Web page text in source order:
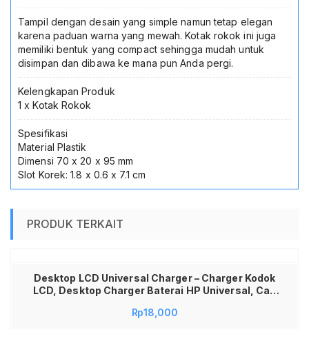
Tampil dengan desain yang simple namun tetap elegan
karena paduan warna yang mewah. Kotak rokok ini juga
memiliki bentuk yang compact sehingga mudah untuk
disimpan dan dibawa ke mana pun Anda pergi.
Kelengkapan Produk
1 x Kotak Rokok
Spesifikasi
Material Plastik
Dimensi 70 x 20 x 95 mm
Slot Korek: 1.8 x 0.6 x 7.1 cm
PRODUK TERKAIT
Desktop LCD Universal Charger – Charger Kodok
LCD, Desktop Charger Baterai HP Universal, Cas
Praktis & Aman, Universal Battery Charger
Rp18,000